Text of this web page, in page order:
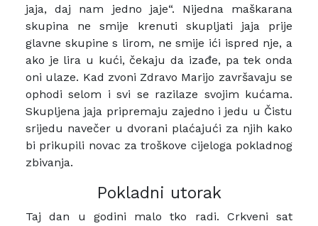
jaja, daj nam jedno jaje“. Nijedna maškarana
skupina ne smije krenuti skupljati jaja prije
glavne skupine s lirom, ne smije ići ispred nje, a
ako je lira u kući, čekaju da izađe, pa tek onda
oni ulaze. Kad zvoni Zdravo Marijo završavaju se
ophodi selom i svi se razilaze svojim kućama.
Skupljena jaja pripremaju zajedno i jedu u Čistu
srijedu navečer u dvorani plaćajući za njih kako
bi prikupili novac za troškove cijeloga pokladnog
zbivanja.
Pokladni utorak
Taj dan u godini malo tko radi. Crkveni sat